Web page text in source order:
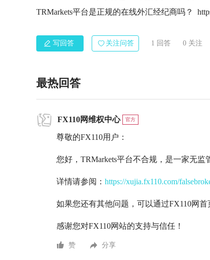
TRMarkets平台是正规的在线外汇经纪商吗？
写回答 关注问答 1 回答 0 关注
最热回答
FX110网维权中心 官方
尊敬的FX110用户：
您好，TRMarkets平台不合规，是一家无监
详情请参阅： https://xujia.fx110.com/
如果您还有其他问题，可以通过FX110网首
感谢您对FX110网站的支持与信任！
赞 分享